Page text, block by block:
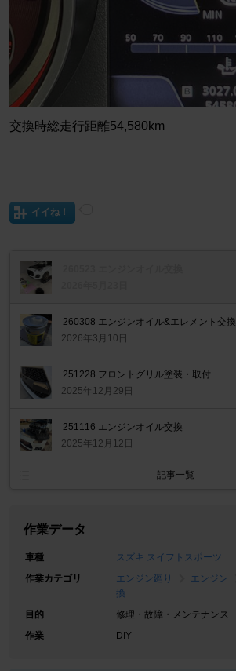
交換時総走行距離54,580km
イイね！
260308 エンジンオイル&エレメント交換
2026年3月10日
251228 フロントグリル塗装・取付
2025年12月29日
251116 エンジンオイル交換
2025年12月12日
記事一覧
作業データ
車種
スズキ スイフトスポーツ
作業カテゴリ
エンジン廻り エンジン
換
目的
修理・故障・メンテナンス
作業
DIY